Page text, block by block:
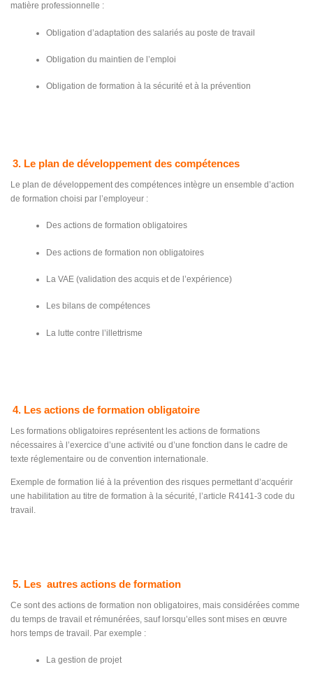
matière professionnelle :
Obligation d’adaptation des salariés au poste de travail
Obligation du maintien de l’emploi
Obligation de formation à la sécurité et à la prévention
3. Le plan de développement des compétences
Le plan de développement des compétences intègre un ensemble d’action
de formation choisi par l’employeur :
Des actions de formation obligatoires
Des actions de formation non obligatoires
La VAE (validation des acquis et de l’expérience)
Les bilans de compétences
La lutte contre l’illettrisme
4. Les actions de formation obligatoire
Les formations obligatoires représentent les actions de formations
nécessaires à l’exercice d’une activité ou d’une fonction dans le cadre de
texte réglementaire ou de convention internationale.
Exemple de formation lié à la prévention des risques permettant d’acquérir
une habilitation au titre de formation à la sécurité, l’article R4141-3 code du
travail.
5. Les autres actions de formation
Ce sont des actions de formation non obligatoires, mais considérées comme
du temps de travail et rémunérées, sauf lorsqu’elles sont mises en œuvre
hors temps de travail. Par exemple :
La gestion de projet